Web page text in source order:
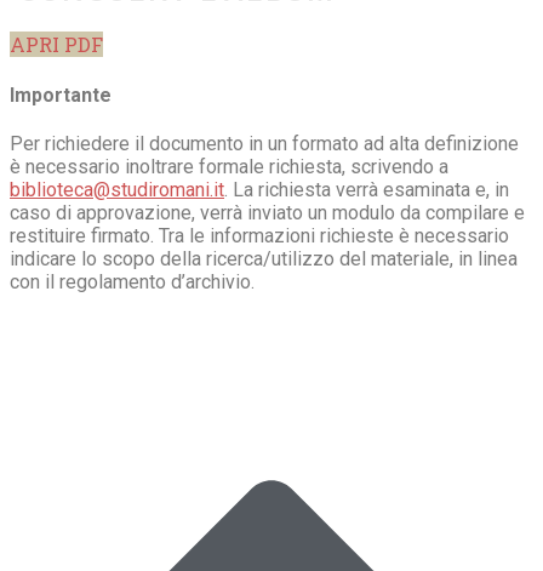
APRI PDF
Importante
Per richiedere il documento in un formato ad alta definizione
è necessario inoltrare formale richiesta, scrivendo a
biblioteca@studiromani.it. La richiesta verrà esaminata e, in
caso di approvazione, verrà inviato un modulo da compilare e
restituire firmato. Tra le informazioni richieste è necessario
indicare lo scopo della ricerca/utilizzo del materiale, in linea
con il regolamento d’archivio.